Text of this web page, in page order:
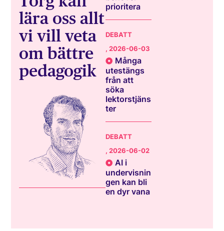
lära oss allt
vi vill veta
om bättre
pedagogik
prioritera
DEBATT
, 2026-06-03
Många
utestängs
från att
söka
lektorstjäns
ter
DEBATT
, 2026-06-02
AI i
undervisnin
gen kan bli
en dyr vana